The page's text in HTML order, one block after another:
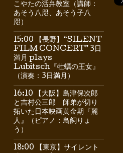
こやたの活弁教室（講師：
あそう八咫、あそう子八
咫）
15:00 【長野】“SILENT
FILM CONCERT” 3日
満月 plays
Lubitsch『牡蠣の王女』
（演奏：3日満月）
16:10 【大阪】島津保次郎
と吉村公三郎 師弟が切り
拓いた日本映画黄金期『麗
人』（ピアノ：鳥飼りょ
う）
18:00 【東京】サイレント